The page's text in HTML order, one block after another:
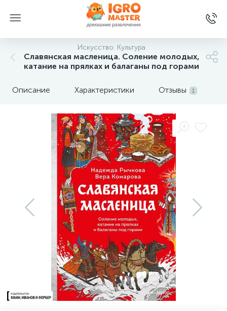
Искусство. Культура
Славянская масленица. Соление молодых,
катание на прялках и балаганы под горами
Описание Характеристики Отзывы 1